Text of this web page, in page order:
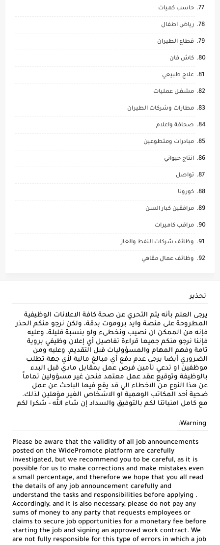
حاسب كميات
رياض اطفال
قطاع الطيران
كاش فان
علاج طبيعي
مشغل عمليات
مطارات وشركات الطيران
صحافة واعلام
مبادرات ومتطوعين
انتاج حيواني
تواصل
كورونا
مرافقين كبار السن
مراقب كاميرات
وظائف شركات النفط والغاز
وظائف عمال مقاهي
تحذير
يرجى العلم بأنه يتم التحري عن صحة كافة الاعلانات الوظيفية
المطروحة على منصة وايد بروموت بدقة، ولكن نرجو منكم الحذر
فإنه من الممكن ان نصيب ونخطىء ولو بنسبة قليلة، وعليه
فإننا نرجو منكم جميعا قراءة تفاصيل أي إعلان وظيفي بروية
تامة وفهم المهام والمسؤوليات قبل التقديم. وعليه ومن
الضروري أيضا يرجى عدم دفع أي مبالغ مالية لأي جهة تطلب
موظفين او تدعي تأمين فرص عمل بمقابل مادي قبل البدء
بالوظيفة وتوقيع عقد عمل معتمد فنحن غير مسؤولين تماماً
عن هذا النوع من الاخطاء الي قد يقع فيها الباحث عن عمل
ضحية أحد المكاتب الوهمية او الاشخاص الغير مؤهلين لذلك.
مع كامل امنياتنا لكم بالتوفيق والسداد إن شاء الله - شكرا لكم
Warning:
Please be aware that the validity of all job announcements
posted on the WidePromote platform are carefully
investigated, but we recommend you to be careful, as it is
possible for us to make corrections and make mistakes even
a small percentage, and therefore we hope that you all read
the details of any job announcement carefully and
understand the tasks and responsibilities before applying .
Accordingly, and it is also necessary, please do not pay any
sums of money to any party that requests employees or
claims to secure job opportunities for a monetary fee before
starting the job and signing an approved work contract. We
are not fully responsible for this type of errors in which a job